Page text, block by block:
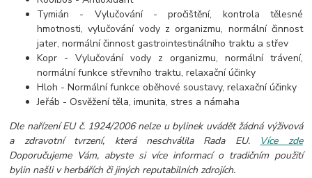
Tymián - Vylučování - pročištění, kontrola tělesné
hmotnosti, vylučování vody z organizmu, normální činnost
jater, normální činnost gastrointestinálního traktu a střev
Kopr - Vylučování vody z organizmu, normální trávení,
normální funkce střevního traktu, relaxační účinky
Hloh - Normální funkce oběhové soustavy, relaxační účinky
Jeřáb - Osvěžení těla, imunita, stres a námaha
Dle nařízení EU č. 1924/2006 nelze u bylinek uvádět žádná výživová
a zdravotní tvrzení, která neschválila Rada EU. Více zde
Doporučujeme Vám, abyste si více informací o tradičním použití
bylin našli v herbářích či jiných reputabilních zdrojích.